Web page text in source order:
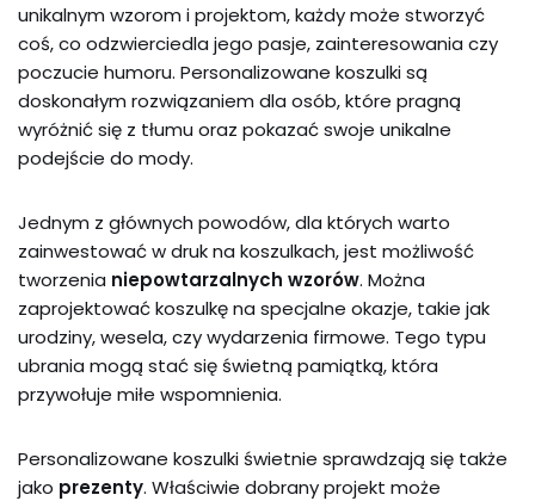
unikalnym wzorom i projektom, każdy może stworzyć
coś, co odzwierciedla jego pasje, zainteresowania czy
poczucie humoru. Personalizowane koszulki są
doskonałym rozwiązaniem dla osób, które pragną
wyróżnić się z tłumu oraz pokazać swoje unikalne
podejście do mody.
Jednym z głównych powodów, dla których warto
zainwestować w druk na koszulkach, jest możliwość
tworzenia niepowtarzalnych wzorów. Można
zaprojektować koszulkę na specjalne okazje, takie jak
urodziny, wesela, czy wydarzenia firmowe. Tego typu
ubrania mogą stać się świetną pamiątką, która
przywołuje miłe wspomnienia.
Personalizowane koszulki świetnie sprawdzają się także
jako prezenty. Właściwie dobrany projekt może